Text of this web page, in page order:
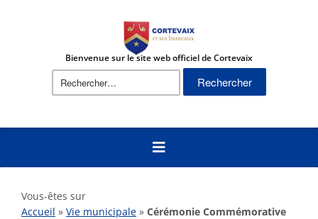
Bienvenue sur le site web officiel de Cortevaix
Rechercher :
Vous-êtes sur
Accueil » Vie municipale » Cérémonie Commémorative